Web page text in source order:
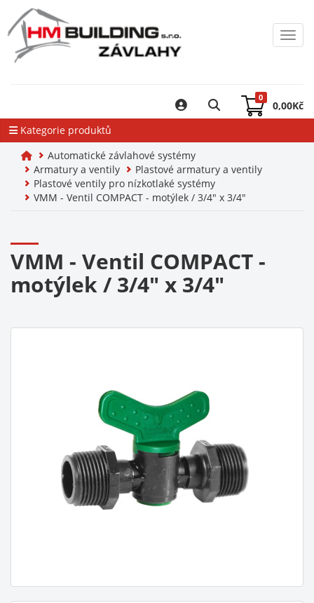
0
0,00Kč
Kategorie produktů
Automatické závlahové systémy
Armatury a ventily
Plastové armatury a ventily
Plastové ventily pro nízkotlaké systémy
VMM - Ventil COMPACT - motýlek / 3/4" x 3/4"
VMM - Ventil COMPACT -
motýlek / 3/4" x 3/4"